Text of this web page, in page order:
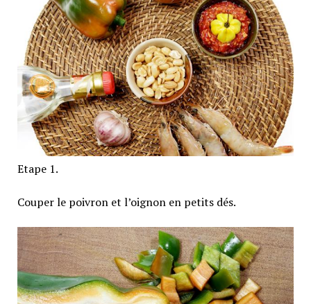
Etape 1.
Couper le poivron et l’oignon en petits dés.